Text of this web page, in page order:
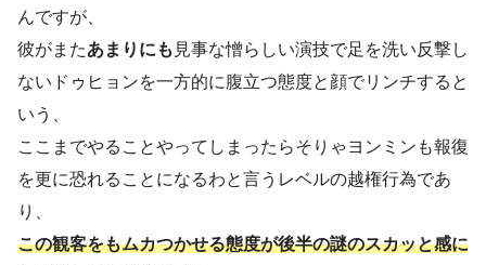
んですが、
彼がまたあまりにも 見事な憎らしい演技で足を洗い反撃し
ないドゥヒョンを一方的に腹立つ態度と顔でリンチすると
いう、
ここまでやることやってしまったらそりゃヨンミンも報復
を更に恐れることになるわと言うレベルの越権行為であ
り、
この観客をもムカつかせる態度が後半の謎のスカッと感に